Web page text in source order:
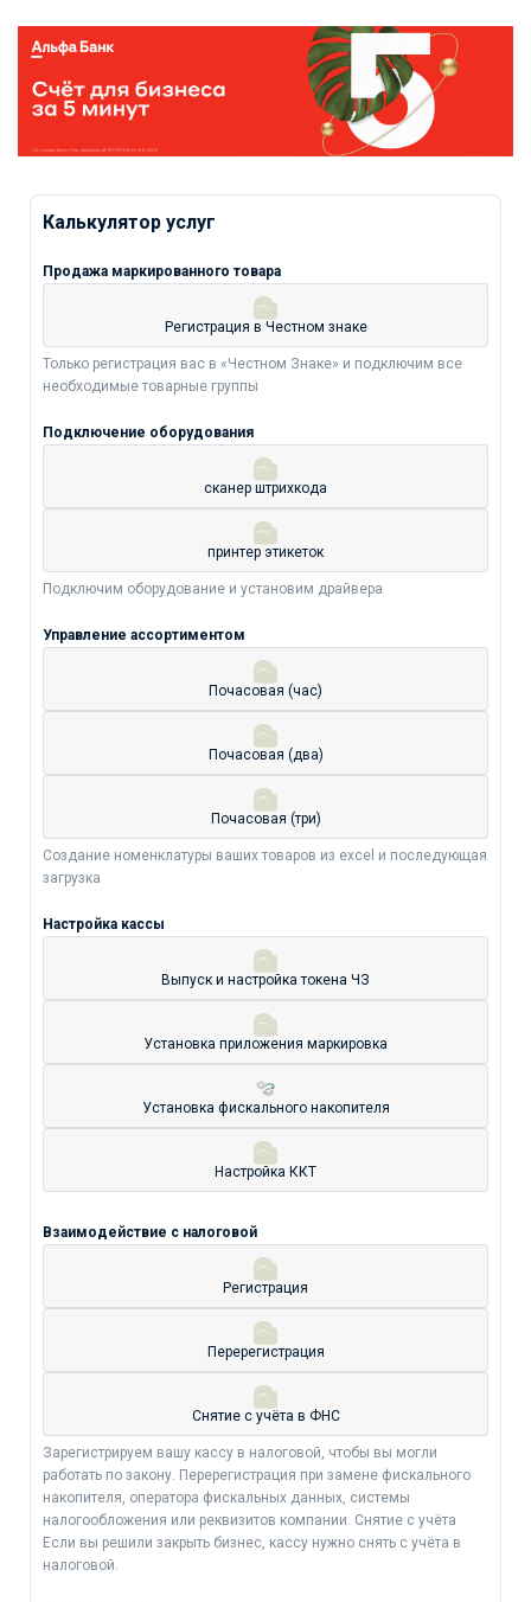
Калькулятор услуг
Продажа маркированного товара
Регистрация в Честном знаке
Только регистрация вас в «Честном Знаке» и подключим все
необходимые товарные группы
Подключение оборудования
сканер штрихкода
принтер этикеток
Подключим оборудование и установим драйвера
Управление ассортиментом
Почасовая (час)
Почасовая (два)
Почасовая (три)
Создание номенклатуры ваших товаров из excel и последующая
загрузка
Настройка кассы
Выпуск и настройка токена ЧЗ
Установка приложения маркировка
Установка фискального накопителя
Настройка ККТ
Взаимодействие с налоговой
Регистрация
Перерегистрация
Снятие с учёта в ФНС
Зарегистрируем вашу кассу в налоговой, чтобы вы могли
работать по закону. Перерегистрация при замене фискального
накопителя, оператора фискальных данных, системы
налогообложения или реквизитов компании. Снятие с учёта
Если вы решили закрыть бизнес, кассу нужно снять с учёта в
налоговой.